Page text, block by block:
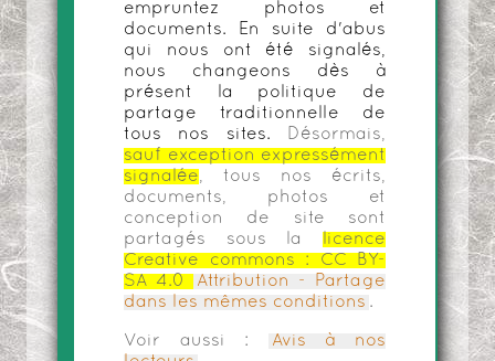
empruntez photos et
documents. En suite d'abus
qui nous ont été signalés,
nous changeons dès à
présent la politique de
partage traditionnelle de
tous nos sites.
Désormais,
sauf exception expressément
signalée , tous nos écrits,
documents, photos et
conception de site sont
partagés sous la
licence
Creative commons :
CC BY-
SA 4.0
Attribution - Partage
dans les mêmes conditions .
Voir aussi :
Avis à nos